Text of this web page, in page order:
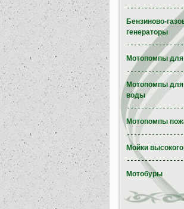
Бензиново-
генераторы
Мотопомпы
Мотопомпы для
воды
Мотопомпы
Мойки
Мотобуры